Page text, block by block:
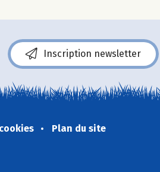
Inscription newsletter
Plan du site